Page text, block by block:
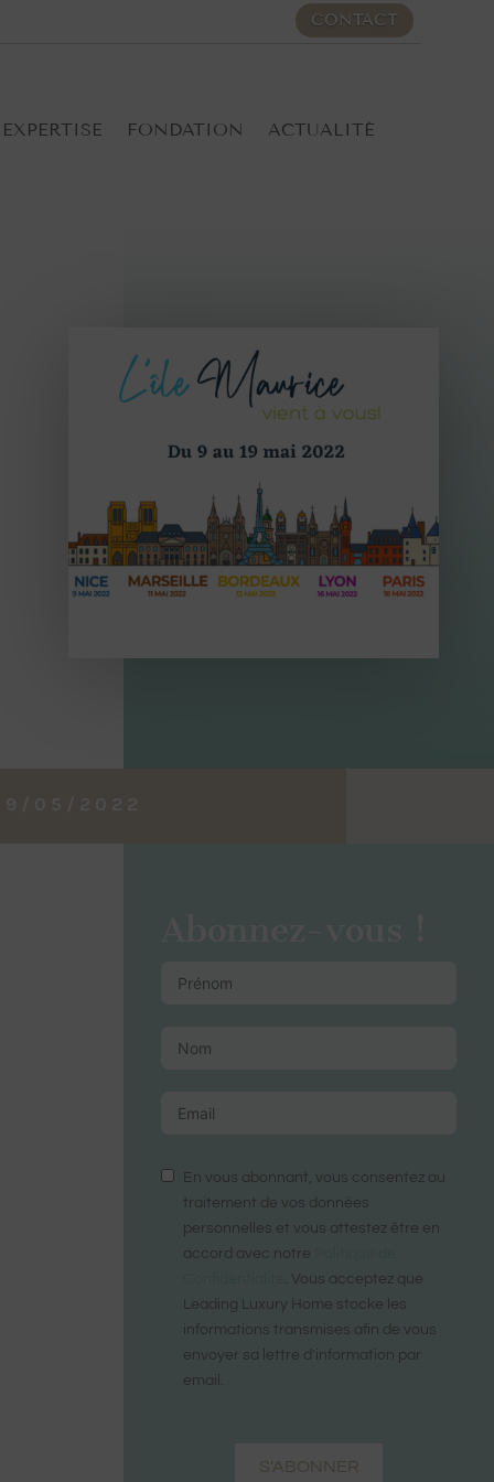
CONTACT
EXPERTISE FONDATION ACTUALITÉ
En vous abonnant, vous consentez au
traitement de vos données
personnelles et vous attestez être en
accord avec notre
. Vous acceptez que
Leading Luxury Home stocke les
informations transmises afin de vous
envoyer sa lettre d'information par
email.
S'ABONNER